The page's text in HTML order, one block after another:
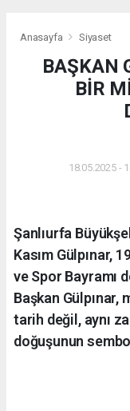
Anasayfa Siyaset
BAŞKAN
BİR
18.05.2025 -
Şanlıurfa
Kasım Gülpınar,
ve Spor Bayramı
Başkan Gülpınar,
tarih değil, aynı
doğuşunun